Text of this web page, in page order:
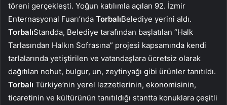
töreni gerçekleşti. Yoğun katılımla açılan 92. İzmir
Enternasyonal Fuarı’nda TorbalıBelediye yerini aldı.
TorbalıStandda, Belediye tarafından başlatılan “Halk
Tarlasından Halkın Sofrasına” projesi kapsamında kendi
tarlalarında yetiştirilen ve vatandaşlara ücretsiz olarak
dağıtılan nohut, bulgur, un, zeytinyağı gibi ürünler tanıtıldı.
Torbalı Türkiye’nin yerel lezzetlerinin, ekonomisinin,
ticaretinin ve kültürünün tanıtıldığı stantta konuklara çeşitli